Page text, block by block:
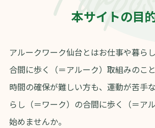
本サイトの目
アルークワーク仙台とはお仕事や暮ら
合間に歩く（＝アルーク）取組みのこ
時間の確保が難しい方も、運動が苦手
らし（＝ワーク）の合間に歩く（＝ア
始めませんか。